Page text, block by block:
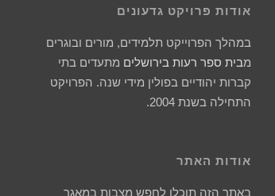
אודות פרויקט גדעונים
במהלך הפרוייקט תלמידים, מורים ובוגרים
מבית ספר רעות בירושלים מתעדים בתי
קברות יהודיים בפולין מידי שנה. הפרויקט
התחילה בשנת 2004.
אודות האתר
באתר הזה תוכלו לחפש מצבות במאגר